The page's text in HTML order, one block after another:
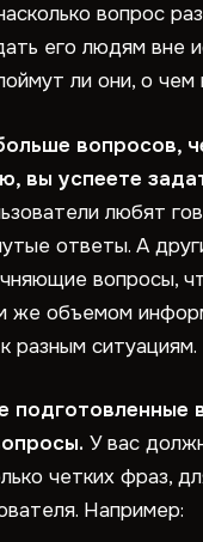
вопрос
его людям вне
ли они, о чем
вопросов,
вы успеете
любят
ответы. А
вопросы,
же объемом
разным ситуациям.
подготовленные
У вас
четких фраз,
Например: